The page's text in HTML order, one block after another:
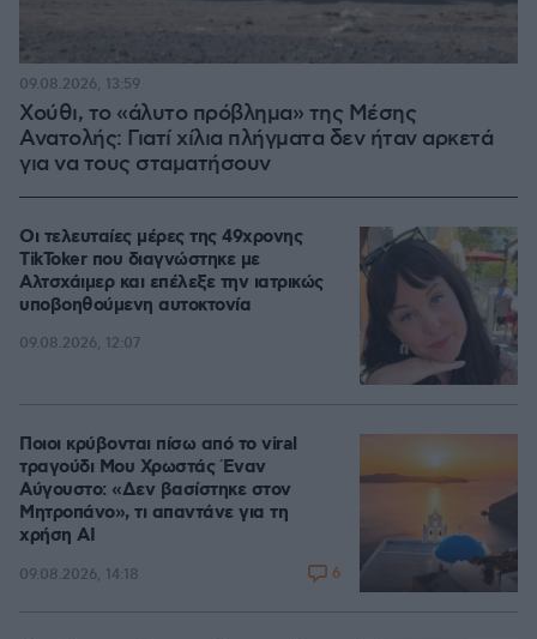
Χούθι, το «άλυτο πρόβλημα» της Μέσης
Ανατολής: Γιατί χίλια πλήγματα δεν ήταν αρκετά
για να τους σταματήσουν
09.08.2026, 13:59
Οι τελευταίες μέρες της 49χρονης
TikToker που διαγνώστηκε με
Αλτσχάιμερ και επέλεξε την ιατρικώς
υποβοηθούμενη αυτοκτονία
09.08.2026, 12:07
Ποιοι κρύβονται πίσω από το viral
τραγούδι Μου Χρωστάς Έναν
Αύγουστο: «Δεν βασίστηκε στον
Μητροπάνο», τι απαντάνε για τη
χρήση AI
09.08.2026, 14:18 6